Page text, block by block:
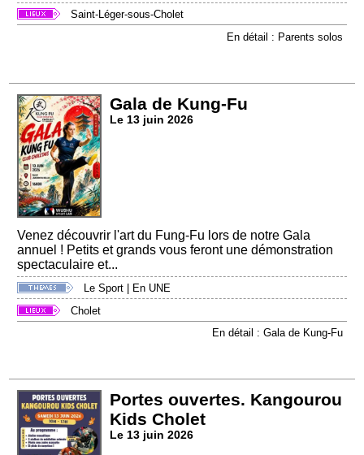
Saint-Léger-sous-Cholet
En détail : Parents solos
Gala de Kung-Fu
Le 13 juin 2026
Venez découvrir l'art du Fung-Fu lors de notre Gala
annuel ! Petits et grands vous feront une démonstration
spectaculaire et...
Le Sport
En UNE
Cholet
En détail : Gala de Kung-Fu
Portes ouvertes. Kangourou
Kids Cholet
Le 13 juin 2026